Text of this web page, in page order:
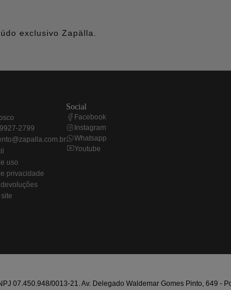
exclusivo Zapälla.
2799
uso
privacidade
devoluções
site
social
Facebook
Instagram
Whatsapp
Youtube
07.450.948/0013-21. Av. Delegado Waldemar Gomes Pinto, 649 -